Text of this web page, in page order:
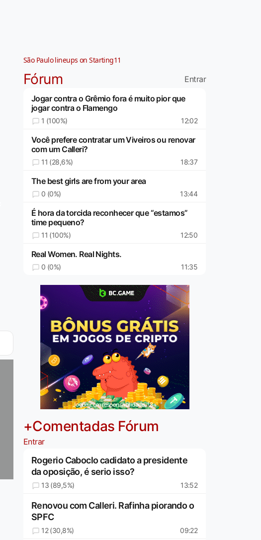
São Paulo lineups on Starting11
Fórum
Entrar
Jogar contra o Grêmio fora é muito pior que
jogar contra o Flamengo
1 (100%) 12:02
Você prefere contratar um Viveiros ou renovar
com um Calleri?
11 (28,6%) 18:37
The best girls are from your area
0 (0%) 13:44
É hora da torcida reconhecer que “estamos”
time pequeno?
11 (100%) 12:50
Real Women. Real Nights.
0 (0%) 11:35
Jogue com responsabilidade. 18+
+Comentadas Fórum
Entrar
Rogerio Caboclo cadidato a presidente
da oposição, é serio isso?
13 (89,5%) 13:52
Renovou com Calleri. Rafinha piorando o
SPFC
12 (30,8%) 09:22